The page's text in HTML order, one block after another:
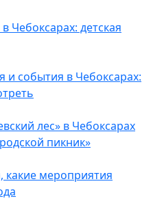
Чебоксарах: детская
и события в Чебоксарах:
лес» в Чебоксарах
пикник»
какие мероприятия